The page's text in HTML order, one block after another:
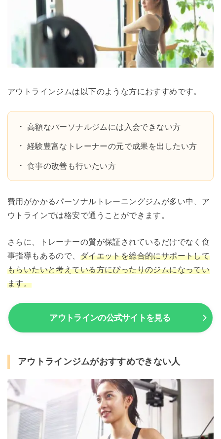
アウトラインジムは以下のような方におすすめです。
高額なパーソナルジムには入会できない方
経験豊富なトレーナーの元で成果を出したい方
食事の改善も行いたい方
費用がかかるパーソナルトレーニングジムが多い中、ア
ウトラインでは格安で通うことができます。
さらに、トレーナーの質が保証されているだけでなく食
事指導もあるので、 ダイエットを総合的にサポートして
もらいたいと考えている方にぴったりのジムになってい
ます。
アウトラインの公式サイトを見る
アウトラインジムがおすすめできない人